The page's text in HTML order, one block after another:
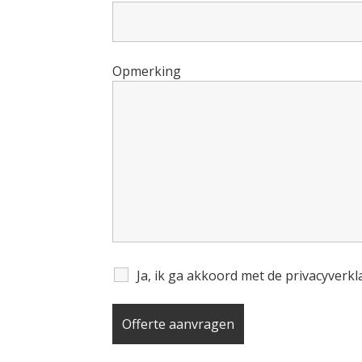
Opmerking
Ja, ik ga akkoord met de